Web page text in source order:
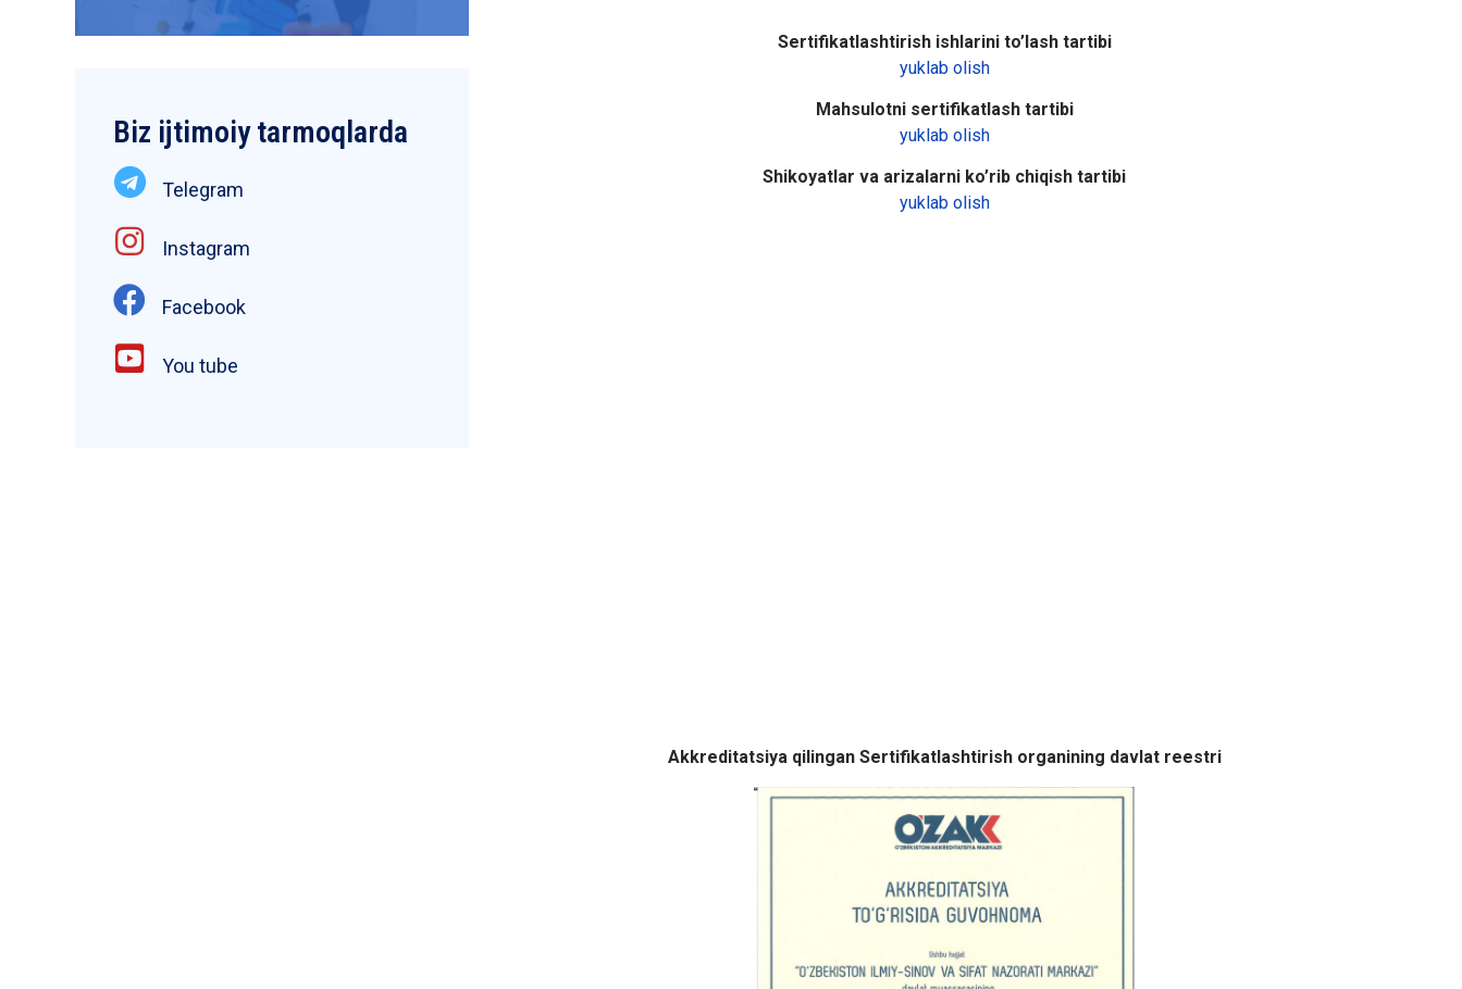
Biz ijtimoiy tarmoqlarda
Telegram
Instagram
Facebook
You tube
Sertifikatlashtirish ishlarini to’lash tartibi
yuklab olish
Mahsulotni sertifikatlash tartibi
yuklab olish
Shikoyatlar va arizalarni ko’rib chiqish tartibi
yuklab olish
Akkreditatsiya qilingan Sertifikatlashtirish organining davlat reestri